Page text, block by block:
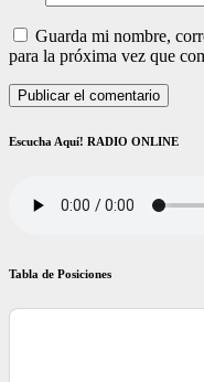
Guarda mi nombre,
para la próxima vez que
Escucha Aquí! RADIO ONLINE
Tabla de Posiciones